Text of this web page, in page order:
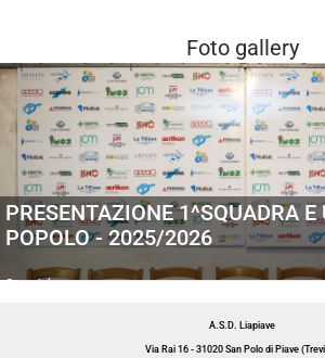
Foto gallery
PRESENTAZIONE 1^SQUADRA
POPOLO - 2025/2026
Generiche
A.S.D. Liapiave
Via Rai 16 - 31020 San Polo di Piave